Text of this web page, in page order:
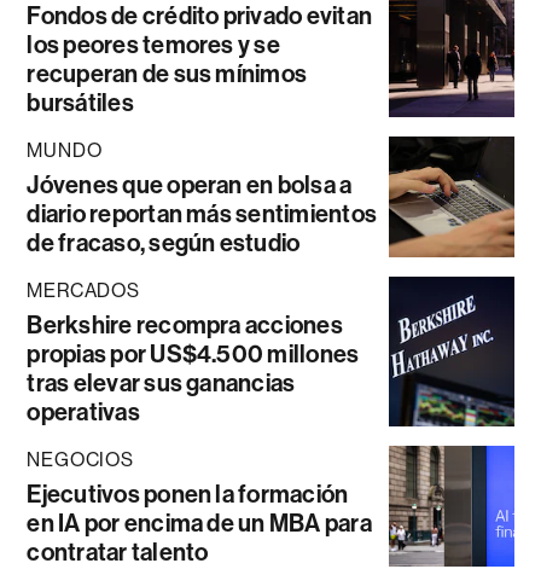
Fondos de crédito privado evitan
los peores temores y se
recuperan de sus mínimos
bursátiles
MUNDO
Jóvenes que operan en bolsa a
diario reportan más sentimientos
de fracaso, según estudio
MERCADOS
Berkshire recompra acciones
propias por US$4.500 millones
tras elevar sus ganancias
operativas
NEGOCIOS
Ejecutivos ponen la formación
en IA por encima de un MBA para
contratar talento